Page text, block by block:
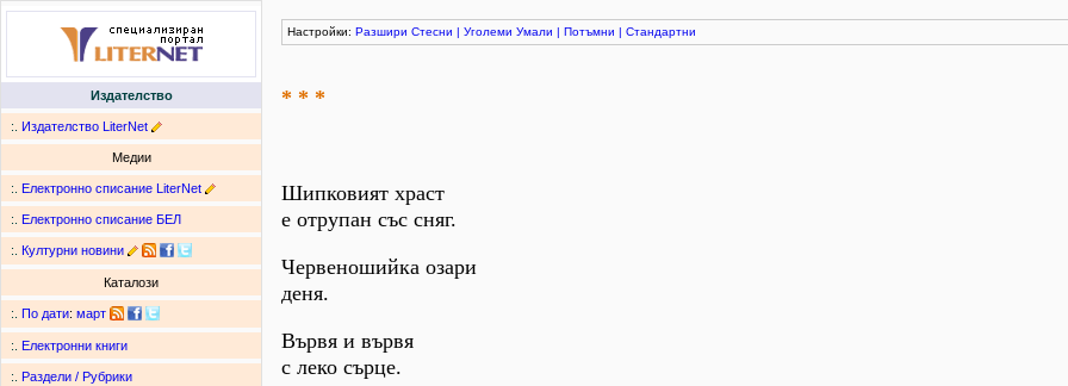
Издателство
:. Издателство LiterNet
Медии
:. Електронно списание LiterNet
:. Електронно списание БЕЛ
:. Културни новини
Каталози
:. По дати: март
:. Електронни книги
:. Раздели / Рубрики
Настройки: Разшири Стесни | Уголеми Умали | Потъмни | Стандартни
* * *
Шипковият храст
е отрупан със сняг.
Червеношийка озари
деня.
Вървя и вървя
с леко сърце.